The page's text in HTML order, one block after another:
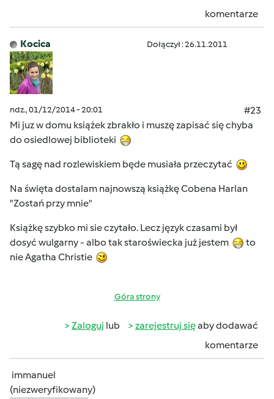
komentarze
Kocica Dołączył : 26.11.2011
ndz., 01/12/2014 - 20:01
#23
Mi juz w domu książek zbrakło i muszę zapisać się chyba
do osiedlowej biblioteki
Tą sagę nad rozlewiskiem będe musiała przeczytać
Na święta dostalam najnowszą książkę Cobena Harlan
"Zostań przy mnie"
Książkę szybko mi sie czytało. Lecz język czasami był
dosyć wulgarny - albo tak staroświecka już jestem
to
nie Agatha Christie
Góra strony
Zaloguj lub zarejestruj sięaby dodawać
komentarze
immanuel
(niezweryfikowany)